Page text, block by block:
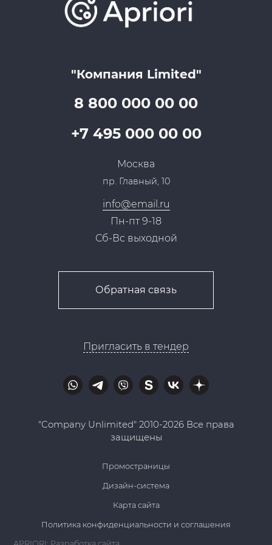
"Компания Limited"
8 800 000 00 00
+7 495 000 00 00
Москва
пр. Главный, 10
info@email.ru
Пн-пт 9-18
Сб-Вс выходной
Обратная связь
Пригласить в тендер
Оптовым клиентам
Вопрос-ответ
Презентации и каталоги
Достижения и награды
Специалисты
"Company Unlimited" 2010-2026 Все права
защищены
Промостраницы
Дизайн-система
Карта сайта
Политика конфиденциальности и соглашения